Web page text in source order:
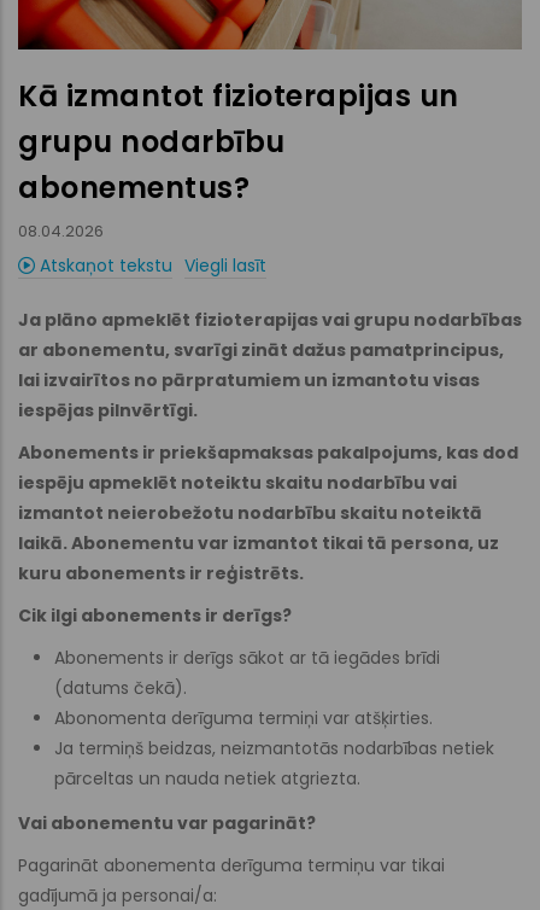
Kā izmantot fizioterapijas un
grupu nodarbību
abonementus?
08.04.2026
Atskaņot tekstu Viegli lasīt
Ja plāno apmeklēt fizioterapijas vai grupu nodarbības
ar abonementu, svarīgi zināt dažus pamatprincipus,
lai izvairītos no pārpratumiem un izmantotu visas
iespējas pilnvērtīgi.
Abonements ir priekšapmaksas pakalpojums, kas dod
iespēju apmeklēt noteiktu skaitu nodarbību vai
izmantot neierobežotu nodarbību skaitu noteiktā
laikā. Abonementu var izmantot tikai tā persona, uz
kuru abonements ir reģistrēts.
Cik ilgi abonements ir derīgs?
Abonements ir derīgs sākot ar tā iegādes brīdi
(datums čekā).
Abonomenta derīguma termiņi var atšķirties.
Ja termiņš beidzas, neizmantotās nodarbības netiek
pārceltas un nauda netiek atgriezta.
Vai abonementu var pagarināt?
Pagarināt abonementa derīguma termiņu var tikai
gadījumā ja personai/a: